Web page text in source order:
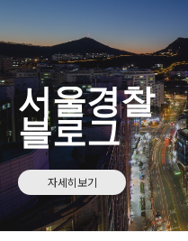
서울경찰
블로그
자세히보기